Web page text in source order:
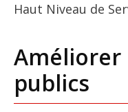
Haut Niveau de
Améliorer
publics